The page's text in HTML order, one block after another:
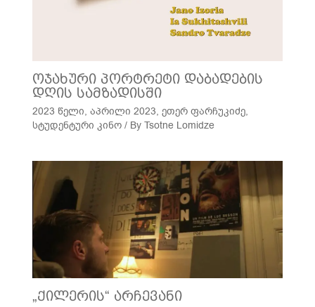
ოჯახური პორტრეტი დაბადების
დღის სამზადისში
2023 წელი, აპრილი 2023, ეთერ ფარჩუკიძე,
სტუდენტური კინო/ By Tsotne Lomidze
„ქილერის“ არჩევანი